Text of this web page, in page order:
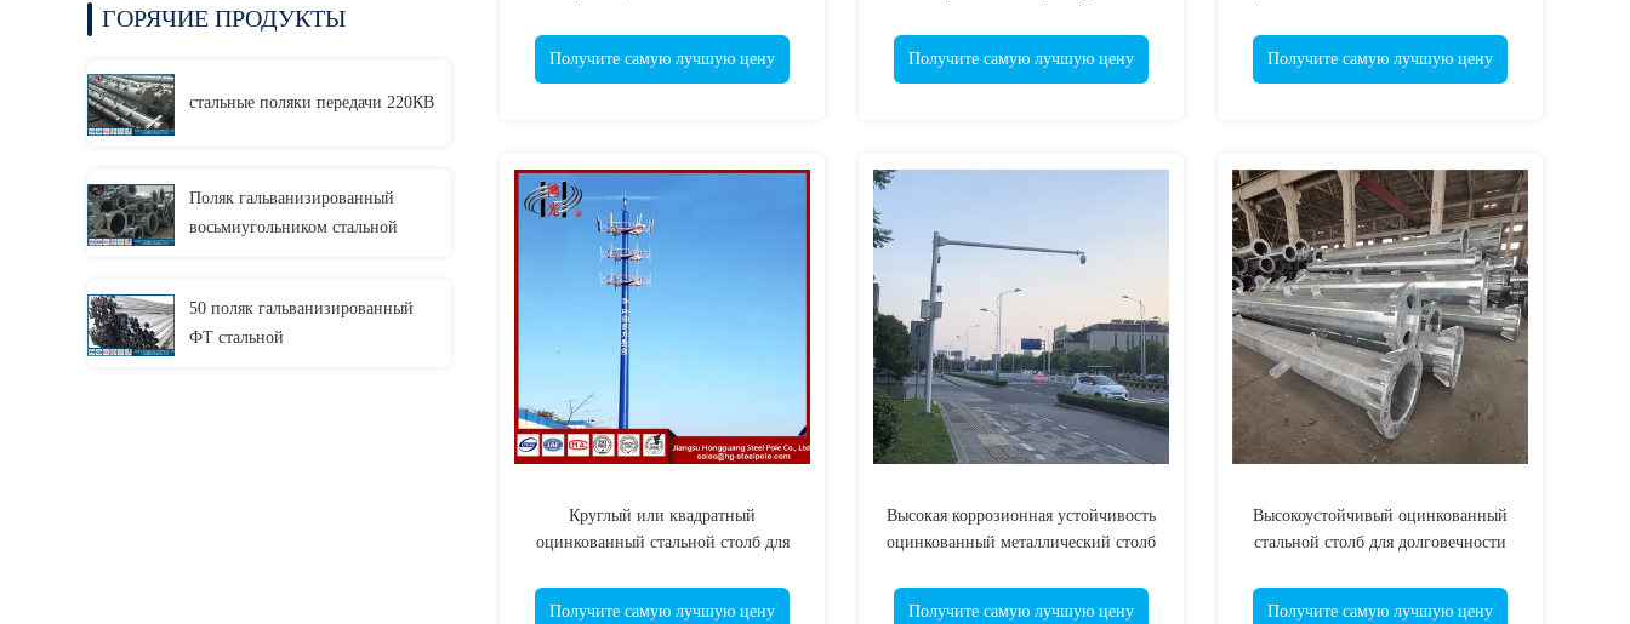
ГОРЯЧИЕ ПРОДУКТЫ
стальные поляки передачи 220КВ
Поляк гальванизированный
восьмиугольником стальной
50 поляк гальванизированный
ФТ стальной
Получите самую лучшую цену Получите самую лучшую цену
Получите самую лучшую цену
Круглый или квадратный
оцинкованный стальной столб для
Получите самую лучшую цену
Высокая коррозионная устойчивость
оцинкованный металлический столб
Получите самую лучшую цену
Высокоустойчивый оцинкованный
стальной столб для долговечности
Получите самую лучшую цену